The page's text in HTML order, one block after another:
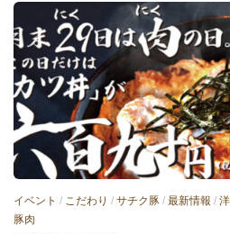
イベント / こだわり / サチク豚 / 最新情報 /
豚肉